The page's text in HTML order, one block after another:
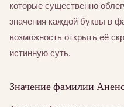
которые существенно
значения каждой буквы в
возможность открыть её
истинную суть.
Значение фамилии